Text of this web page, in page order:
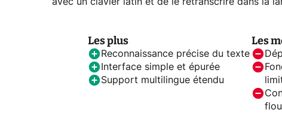
Les plus
Reconnaissance précise du texte
Interface simple et épurée
Support multilingue étendu
Les